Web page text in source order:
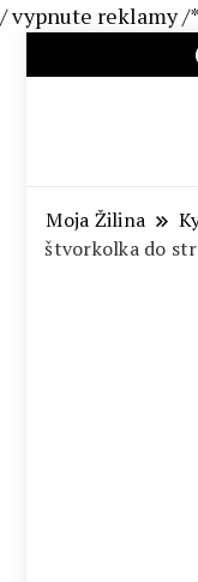
/ vypnute reklamy /*
Moja Žilina
štvorkolka do